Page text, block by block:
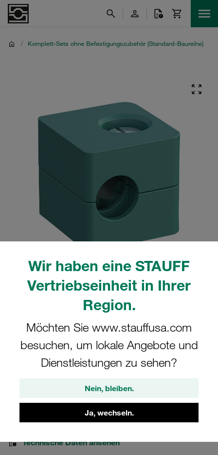
Wir haben eine STAUFF
Vertriebseinheit in Ihrer
Region.
Möchten Sie www.stauffusa.com
besuchen, um lokale Angebote und
Dienstleistungen zu sehen?
Nein, bleiben.
Ja, wechseln.
/ Komplett-Sets ohne Befestigungszubehör (Standard-Baureihe)
Bitte beachten Sie: Das Bild dient nur zur Veranschaulichung und kann vom
tatsächlichen Produkt abweichen.
Komplettschelle Standard-Baureihe Gr.
1 Ø10mm Polypropylen W3
Schlitzschraube gerippt, mit
Vorspannung
STAUFF Materialnr. 1110001952
Technische Daten ansehen